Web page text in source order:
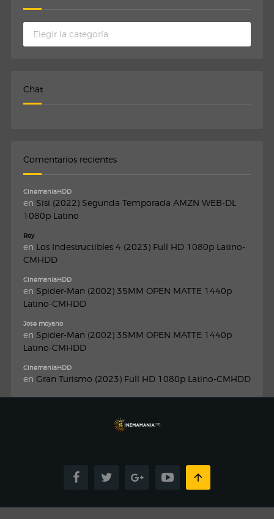
Categorias
Chat
Comentarios recientes
CinemaniaHDD
en Sisi (2022) Segunda Temporada AMZN WEB-DL
1080p Latino
Roy
en Los Indestructibles 4 (2023) Full HD 1080p Latino-
CMHDD
CinemaniaHDD
en Spider-Man (2002) 35MM OPEN MATTE 1440p
Latino-CMHDD
Jose moyano
en Spider-Man (2002) 35MM OPEN MATTE 1440p
Latino-CMHDD
CinemaniaHDD
en Gran Turismo (2023) Full HD 1080p Latino-CMHDD